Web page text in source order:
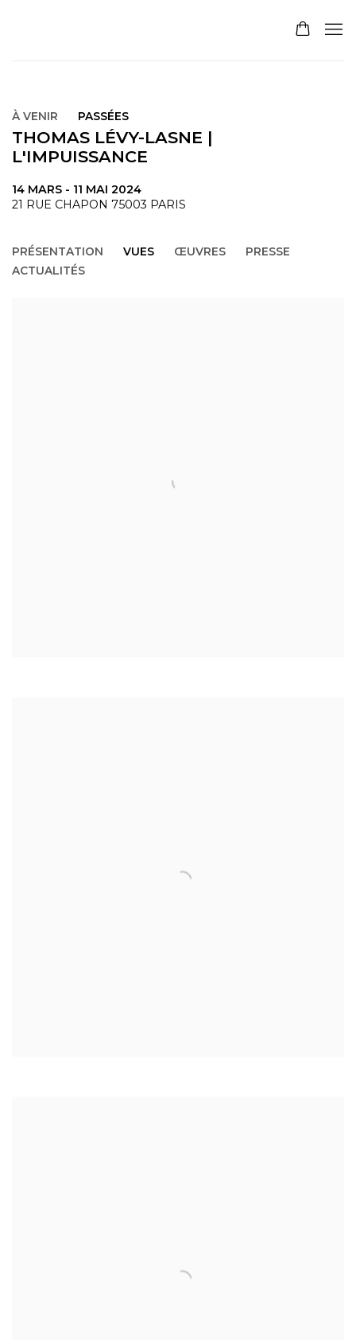
À VENIR PASSÉES
THOMAS LÉVY-LASNE |
L'IMPUISSANCE
14 MARS - 11 MAI 2024
21 RUE CHAPON 75003 PARIS
PRÉSENTATION VUES ŒUVRES
PRESSE
ACTUALITÉS